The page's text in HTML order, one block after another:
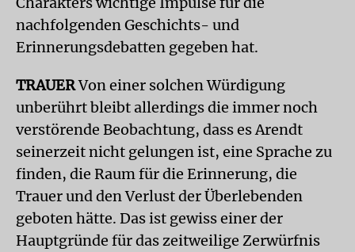
nachfolgenden Geschichts- und
Erinnerungsdebatten gegeben hat.
TRAUERVon einer solchen Würdigung
unberührt bleibt allerdings die immer noch
verstörende Beobachtung, dass es Arendt
seinerzeit nicht gelungen ist, eine Sprache zu
finden, die Raum für die Erinnerung, die
Trauer und den Verlust der Überlebenden
geboten hätte. Das ist gewiss einer der
Hauptgründe für das zeitweilige Zerwürfnis